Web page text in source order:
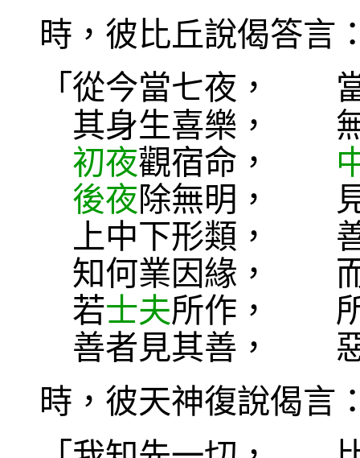
時，彼比丘說偈答言
「從今當七夜，
其身生喜樂， 無
初夜觀宿命，
後夜除無明， 見
上中下形類， 善
知何業因緣， 而
若士夫所作， 所
善者見其善， 惡
時，彼天神復說偈言